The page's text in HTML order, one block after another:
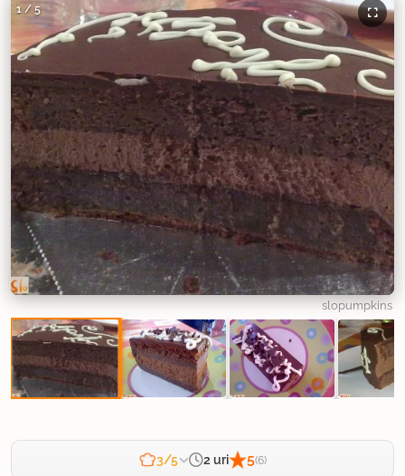
1 /5
slopumpkins
3/5 2 uri 5(6)